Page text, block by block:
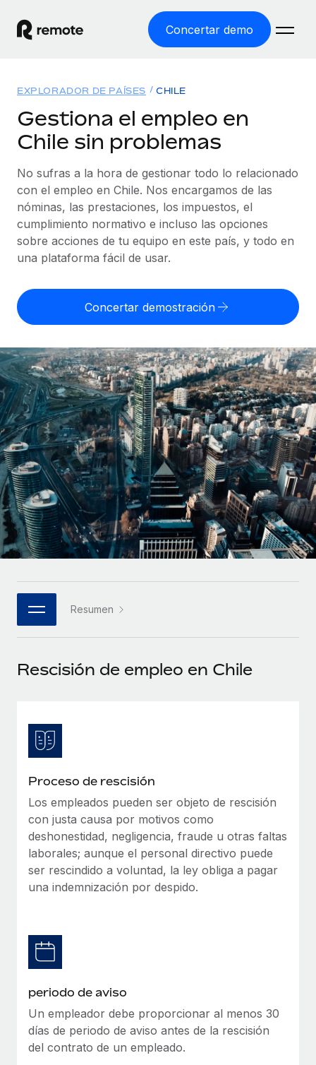
Concertar demo
EMPLEO GLOBAL
Nómina global
Gestiona las nóminas de forma sencilla y conforme a la
legalidad.
Employer of Record
Expándete en todo el mundo sin gastar en entidades.
cumpliendo la normativa.
Integra y gestiona a autónomos globalmente.
PEO
Externaliza tareas laborales complejas.
INFRAESTRUCTURA
Conexión Remote
Integra los RR. HH. en tus flujos de trabajo sin
complicaciones.
Plataforma
Funciones esenciales de RR. HH. integradas para tu
Conectar
Conecta cualquier herramienta de IA con Remote
Optimiza los procesos con herramientas empresariales
SERVICIOS
Obtén ayuda de gente experta en RR. HH. globales
y cumplimiento normativo.
Comprobaciones de antecedentes
Simplifica los procesos de cribado de candidatos.
Cumplimiento normativo
Adelántate a los riesgos de cumplimiento
Gestión de dispositivos
Proporciona dispositivos tecnológicos y contrólalos
Apertura de entidades
Abre entidades conforme a la legalidad enseguida.
Movilidad y reubicación
Soluciones
COBERTURA MUNDIAL
Explorador de países
Consulta el soporte del empleo global según el país.
Explorador estatal de EE. UU.
Simplifica la contratación en todos los estados de EE.
Comparador de Remote
Compáranos con otras empresas.
ETAPAS DE CRECIMIENTO
Startups
Soluciones ágiles de RR. HH. globales y nóminas para
empresas en crecimiento.
Mediana empresa
Amplía tu equipo con soluciones de RR. HH.
personalizadas.
Empresa
RR. HH. globales para grandes empresas.
ASOCIARSE
Socios tecnológicos estratégicos
Integra la gestión de los RR. HH. globales en tu
Asociarse
Consultoría de integraciones y automatización con IA.
CASOS PRÁCTICOS
Recursos
HERRAMIENTAS Y CALCULADORAS
Calculadora del riesgo de clasificación errónea
Consulta el riesgo de clasificación errónea por país.
cualquier país.
Descubre opciones de divisas y tiempos de pago para
autónomos globales.
APRENDIZAJE CON REMOTE
Guías y recursos
Casos prácticos
Glosario de RR. HH.
Listas de verificación y plantillas
Biblioteca de descripciones de puestos
Webinarios
Información sobre salarios y talento
Obtén ayuda
Nómina global
EOR y PEO
Contractor Management
Explora el blog
BLOG
Novedades de producto de Remote:
Integraciones con Gusto y Xero y Contractor
Precios
English
Nederlands
Français
Deutsch
Español
Italiano
Português (Portugal)
日本語
한국어
中文（简体）
EXPLORADOR DE PAÍSES CHILE
Gestiona el empleo en
Chile sin problemas
No sufras a la hora de gestionar todo lo relacionado
con el empleo en Chile. Nos encargamos de las
nóminas, las prestaciones, los impuestos, el
cumplimiento normativo e incluso las opciones
sobre acciones de tu equipo en este país, y todo en
una plataforma fácil de usar.
Concertar demostración
Resumen
Rescisión de empleo en Chile
Proceso de rescisión
Los empleados pueden ser objeto de rescisión
con justa causa por motivos como
deshonestidad, negligencia, fraude u otras faltas
laborales; aunque el personal directivo puede
ser rescindido a voluntad, la ley obliga a pagar
una indemnización por despido.
periodo de aviso
Un empleador debe proporcionar al menos 30
días de periodo de aviso antes de la rescisión
del contrato de un empleado.